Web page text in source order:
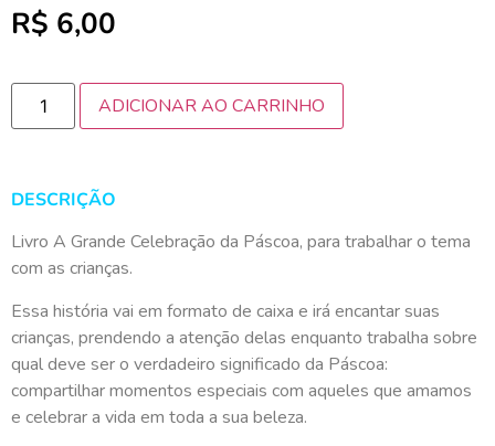
R$ 6,00
ADICIONAR AO CARRINHO
DESCRIÇÃO
Livro A Grande Celebração da Páscoa, para trabalhar o tema
com as crianças.
Essa história vai em formato de caixa e irá encantar suas
crianças, prendendo a atenção delas enquanto trabalha sobre
qual deve ser o verdadeiro significado da Páscoa:
compartilhar momentos especiais com aqueles que amamos
e celebrar a vida em toda a sua beleza.